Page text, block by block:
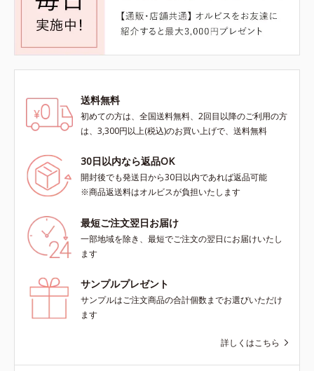
送料無料
初めての方は、全国送料無料、2回目以降のご利用の方
は、3,300円以上(税込)のお買い上げで、送料無料
30日以内なら返品OK
開封後でも発送日から30日以内であれば返品可能
※商品返送料はオルビスが負担いたします
最短ご注文翌日お届け
一部地域を除き、最短でご注文の翌日にお届けいたし
ます
サンプルプレゼント
サンプルはご注文商品の合計個数までお選びいただけ
ます
詳しくはこちら